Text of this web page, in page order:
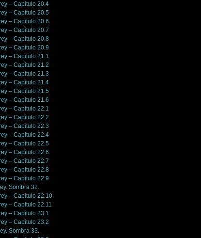
– Capítulo 20.4
– Capítulo 20.5
– Capítulo 20.6
– Capítulo 20.7
– Capítulo 20.8
– Capítulo 20.9
– Capítulo 21.1
– Capítulo 21.2
– Capítulo 21.3
– Capítulo 21.4
– Capítulo 21.5
– Capítulo 21.6
– Capítulo 22.1
– Capítulo 22.2
– Capítulo 22.3
– Capítulo 22.4
– Capítulo 22.5
– Capítulo 22.6
– Capítulo 22.7
– Capítulo 22.8
– Capítulo 22.9
Sombra 32.
– Capítulo 22.10
– Capítulo 22.11
– Capítulo 23.1
– Capítulo 23.2
Sombra 33.